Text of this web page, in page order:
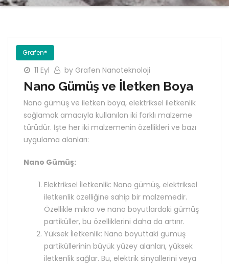
Grafen®
11 Eyl by Grafen Nanoteknoloji
Nano Gümüş ve İletken Boya
Nano gümüş ve iletken boya, elektriksel iletkenlik
sağlamak amacıyla kullanılan iki farklı malzeme
türüdür. İşte her iki malzemenin özellikleri ve bazı
uygulama alanları:
Nano Gümüş:
Elektriksel İletkenlik: Nano gümüş, elektriksel
iletkenlik özelliğine sahip bir malzemedir.
Özellikle mikro ve nano boyutlardaki gümüş
partiküller, bu özelliklerini daha da artırır.
Yüksek İletkenlik: Nano boyuttaki gümüş
partiküllerinin büyük yüzey alanları, yüksek
iletkenlik sağlar. Bu, elektrik sinyallerini veya